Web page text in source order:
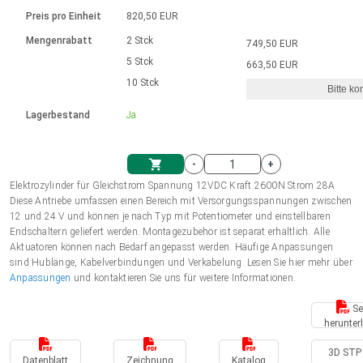
Einheitssystem
Einkaufswagen
Hubmagnete
230 - 50 Hz | 110 - 60 Hz
Drehzahlregelung für die AIS-Serie
Bürstenlose Gleichstrommotoren
mit Planetengetriebe und internem
Ø 28-42| 1-1400 rpm | <= 290Ncm
Bürstenlose DC Motor Controller
Gleichstrommotoren mit
Schneckengetriebe und Bürsten
Ø43-124mm | 31-425rpm | ≤ 41Nm
Treiber für Gleichstrommotoren mit
Synchron-Asynchron | für 1-4 Elektrozylinder
Synchron-Asynchron | für 1-4 Elektrozylinder
Français (EUR)
Polski (EUR)
Norsk (NOK)
Suomi (EUR)
Preis pro Einheit
Mengenrabatt
Lagerbestand
820,50 EUR
2 Stck
5 Stck
10 Stck
Ja
749,50 EUR
663,50 EUR
Bitte
-
+
Elektrozylinder für Gleichstrom Spannung 12VDC Kraft 2600N Strom 28A
Diese Antriebe umfassen einen Bereich mit Versorgungsspannungen zwischen
12 und 24 V und können je nach Typ mit Potentiometer und einstellbaren
Endschaltern geliefert werden. Montagezubehör ist separat erhältlich. Alle
Aktuatoren können nach Bedarf angepasst werden. Häufige Anpassungen
sind Hublänge, Kabelverbindungen und Verkabelung. Lesen Sie hier mehr über
Anpassungen und kontaktieren Sie uns für weitere Informationen.
Datenblatt Zeichnung Katalog
3D STP